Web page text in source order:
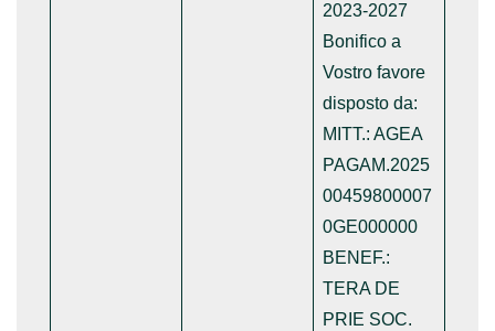
2023-2027
Bonifico a
Vostro favore
disposto da:
MITT.: AGEA
PAGAM.2025
00459800007
0GE000000
BENEF.:
TERA DE
PRIE SOC.